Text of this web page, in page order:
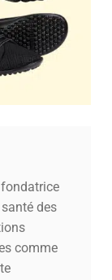
des
comme